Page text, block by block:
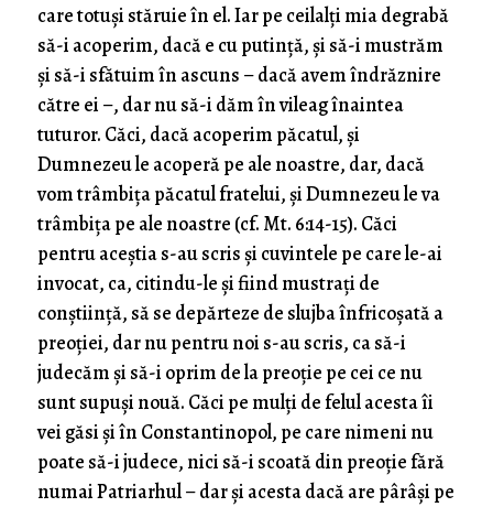
care totuși stăruie în el. Iar pe ceilalți mia degrabă
să-i acoperim, dacă e cu putință, și să-i mustrăm
și să-i sfătuim în ascuns – dacă avem îndrăznire
către ei –, dar nu să-i dăm în vileag înaintea
tuturor. Căci, dacă acoperim păcatul, și
Dumnezeu le acoperă pe ale noastre, dar, dacă
vom trâmbița păcatul fratelui, și Dumnezeu le va
trâmbița pe ale noastre (cf. Mt. 6:14-15). Căci
pentru aceștia s-au scris și cuvintele pe care le-ai
invocat, ca, citindu-le și fiind mustrați de
conștiință, să se depărteze de slujba înfricoșată a
preoției, dar nu pentru noi s-au scris, ca să-i
judecăm și să-i oprim de la preoție pe cei ce nu
sunt supuși nouă. Căci pe mulți de felul acesta îi
vei găsi și în Constantinopol, pe care nimeni nu
poate să-i judece, nici să-i scoată din preoție fără
numai Patriarhul – dar și acesta dacă are pârâși pe